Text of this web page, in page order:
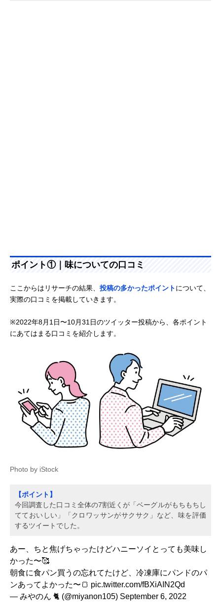
ポイント①｜味についての口コミ
ここからはリサーチの結果、 投稿の多かったポイントについて、
実際の口コミを掲載していきます。
※2022年8月1日〜10月31日のツイッター投稿から、各ポイント
にあてはまる口コミを紹介します。
Photo by iStock
【ポイント】
今回調査した口コミ全体の7割近くが「ベーグルがもちもちし
てておいしい」「クロワッサンがサクサク」など、味を評価
するツイートでした。
あー、ちと焦げちゃったけどハニーソイとっても美味し
かった〜🥰
朝食に食パン買うの忘れてたけど、冷凍庫にパンドのパ
ンあってよかった〜🍞 pic.twitter.com/fBXiAIN2Qd
— みやのん 🐈 (@miyanon105) September 6, 2022